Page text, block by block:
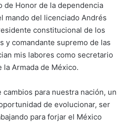
de Honor de la dependencia
mando del licenciado Andrés
constitucional de los
y comandante supremo de las
mis labores como secretario
la Armada de México.
cambios para nuestra nación, un
de evolucionar, ser
para forjar el México